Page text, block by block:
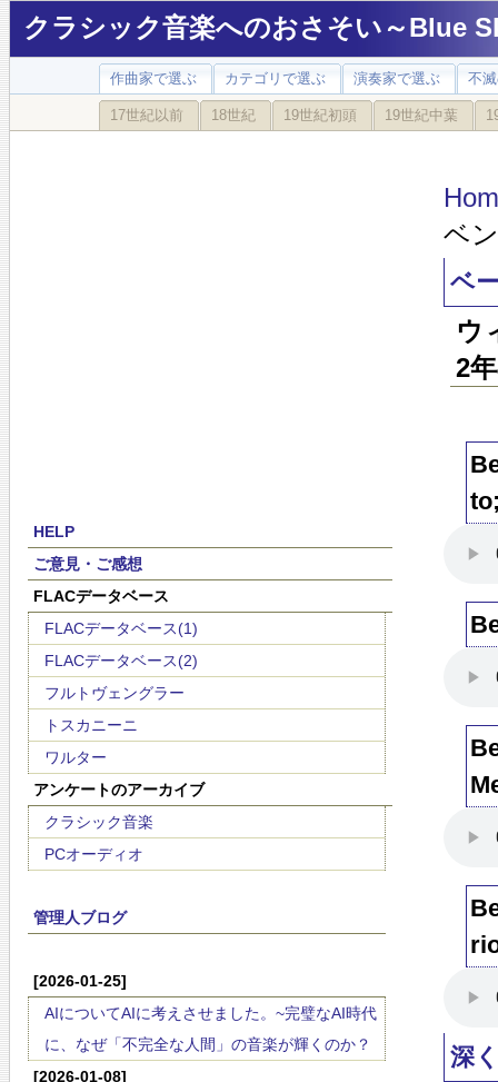
クラシック音楽へのおさそい～Blue
作曲家で選ぶ カテゴリで選ぶ 演奏家で選ぶ 不
17世紀以前 18世紀 19世紀初頭 19世紀中葉
HELP
ご意見・ご感想
FLACデータベース
FLACデータベース(1)
FLACデータベース(2)
フルトヴェングラー
トスカニーニ
ワルター
アンケートのアーカイブ
クラシック音楽
PCオーディオ
管理人ブログ
[2026-01-25]
AIについてAIに考えさせました。~完璧なAI時代
に、なぜ「不完全な人間」の音楽が輝くのか？
[2026-01-08]
ベ
ベ
ウ
2
深